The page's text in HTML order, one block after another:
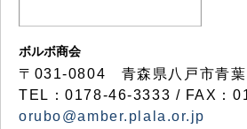
ボルボ商会
〒031-0804 青森県八戸市青
TEL：0178-46-3333 / FAX：
orubo@amber.plala.or.jp